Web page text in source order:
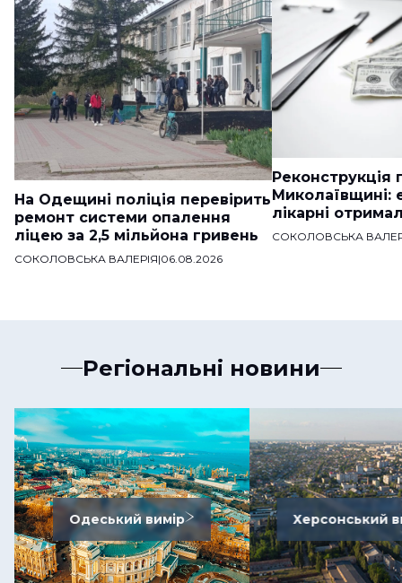
На Одещині поліція перевірить
ремонт системи опалення
ліцею за 2,5 мільйона гривень
СОКОЛОВСЬКА ВАЛЕРІЯ|06.08.2026
Реконструкція
Миколаївщині:
лікарні
СОКОЛОВСЬКА
Регіональні новини
Одеський вимір Херсонський